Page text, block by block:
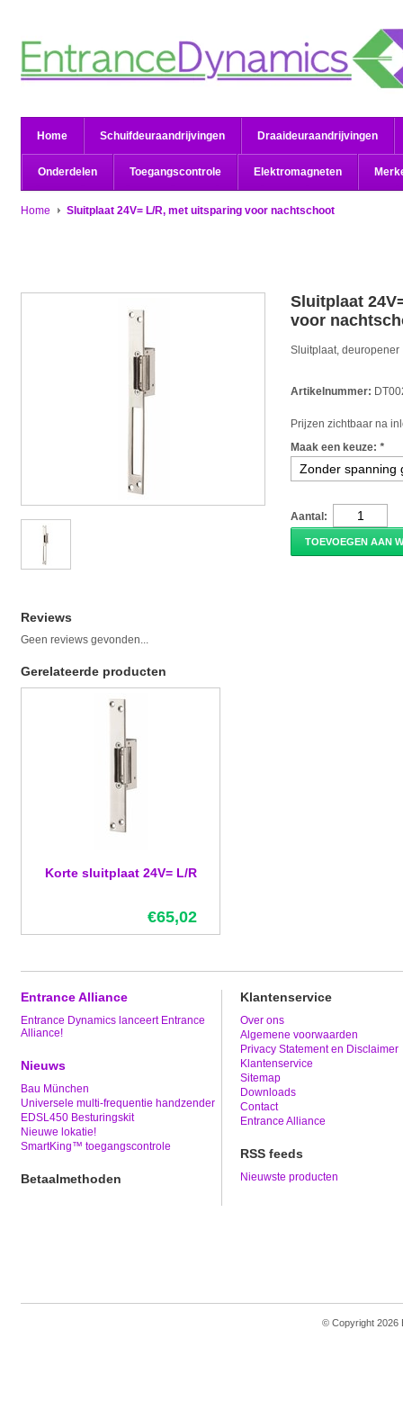
Home Schuifdeuraandrijvingen Draaideuraandrijvingen
Onderdelen Toegangscontrole Elektromagneten
Home Sluitplaat 24V= L/R, met uitsparing voor nachtschoot
Sluitplaat
voor
Sluitplaat, deuropener
Artikelnummer:
Prijzen zichtbaar na
Maak een keuze: *
Aantal:
TOEVOEGEN AAN
Reviews
Geen reviews gevonden...
Gerelateerde producten
Korte sluitplaat 24V= L/R
€65,02
Entrance Alliance
Entrance Dynamics lanceert Entrance
Alliance!
Nieuws
Bau München
Universele multi-frequentie handzender
EDSL450 Besturingskit
Nieuwe lokatie!
SmartKing™ toegangscontrole
Betaalmethoden
Klantenservice
Over ons
Algemene voorwaarden
Privacy Statement en Disclaimer
Klantenservice
Sitemap
Downloads
Contact
Entrance Alliance
RSS feeds
Nieuwste producten
© Copyright 2026